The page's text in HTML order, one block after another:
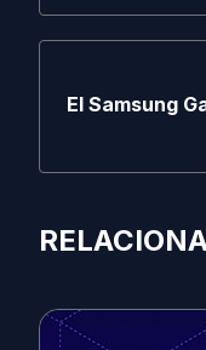
El Samsung